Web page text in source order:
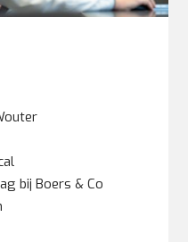
bij Boers & Co